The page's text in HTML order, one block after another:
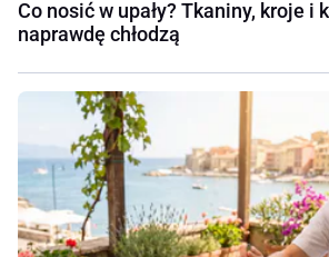
Co nosić w upały? Tkaniny, kroje i
naprawdę chłodzą